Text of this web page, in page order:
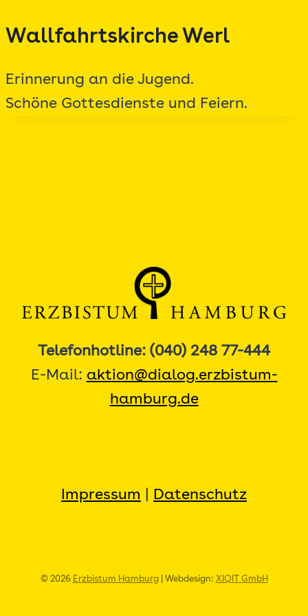
Inhalt
Wallfahrtskirche Werl
Erinnerung an die Jugend.
Schöne Gottesdienste und Feiern.
Telefonhotline: (040) 248 77-444
E-Mail: aktion@dialog.erzbistum-
hamburg.de
Impressum Datenschutz
© 2026 Erzbistum Hamburg| Webdesign: XIQIT GmbH